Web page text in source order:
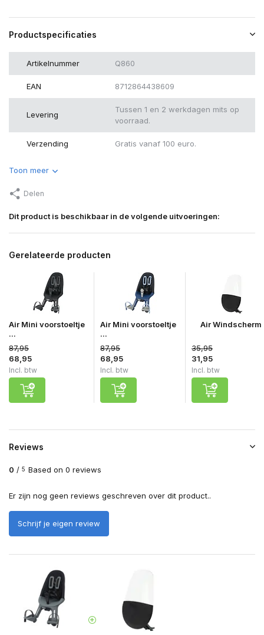
Productspecificaties
Artikelnummer Q860
EAN 8712864438609
Levering
Tussen 1 en 2 werkdagen mits op
voorraad.
Verzending Gratis vanaf 100 euro.
Toon meer
Delen
Dit product is beschikbaar in de volgende uitvoeringen:
Gerelateerde producten
Air Mini voorstoeltje
...
87,95
68,95
Incl. btw
Air Mini voorstoeltje
...
87,95
68,95
Incl. btw
Air Windscherm
35,95
31,95
Incl. btw
Reviews
0 / 5 Based on 0 reviews
Er zijn nog geen reviews geschreven over dit product..
Schrijf je eigen review